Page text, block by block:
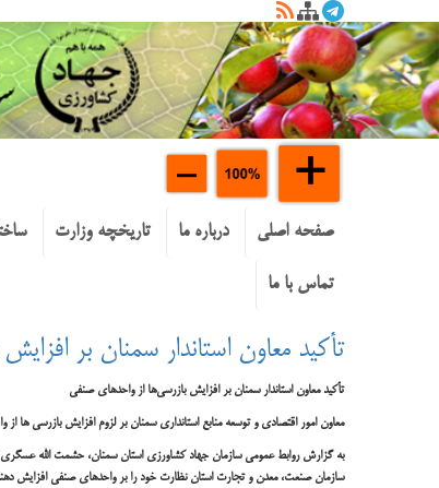
صفحه اصلی درباره ما تاریخچه وزارت
تماس با ما
تأکید معاون استاندار سمنان بر
تأکید معاون استاندار سمنان بر افزایش بازرسی‌ها از واحدهای صنفی
معاون امور اقتصادی و توسعه منابع استانداری سمنان بر لزوم افزایش بازرسی ها
به گزارش روابط عمومی سازمان جهاد کشاورزی استان سمنان، حشمت الله عسگری
سازمان صنعت، معدن و تجارت استان نظارت خود را بر واحدهای صنفی افزایش